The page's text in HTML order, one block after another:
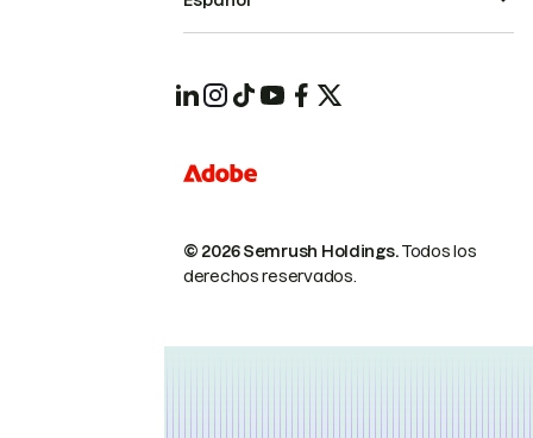
© 2026 Semrush Holdings.Todos los
derechos reservados.